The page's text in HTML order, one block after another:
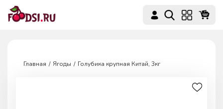
Главная Ягоды Голубика крупная Китай, 3кг